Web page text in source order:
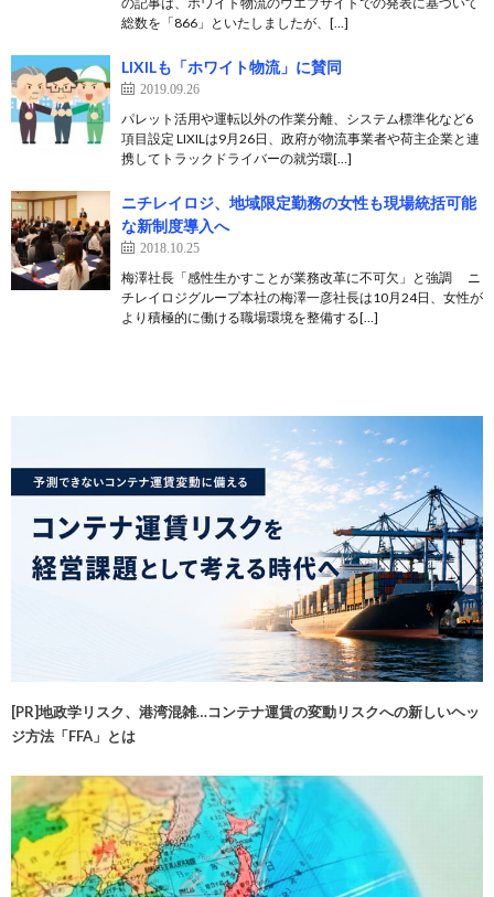
総数を「866」といたしましたが、[…]
LIXILも「ホワイト物流」に賛同
2019.09.26
パレット活用や運転以外の作業分離、システム標準化など6
項目設定 LIXILは9月26日、政府が物流事業者や荷主企業と連
携してトラックドライバーの就労環[…]
ニチレイロジ、地域限定勤務の女性も現場統括可能
な新制度導入へ
2018.10.25
梅澤社長「感性生かすことが業務改革に不可欠」と強調 ニ
チレイロジグループ本社の梅澤一彦社長は10月24日、女性が
より積極的に働ける職場環境を整備する[…]
[PR]地政学リスク、港湾混雑…コンテナ運賃の変動リスクへの新しいヘッ
ジ方法「FFA」とは